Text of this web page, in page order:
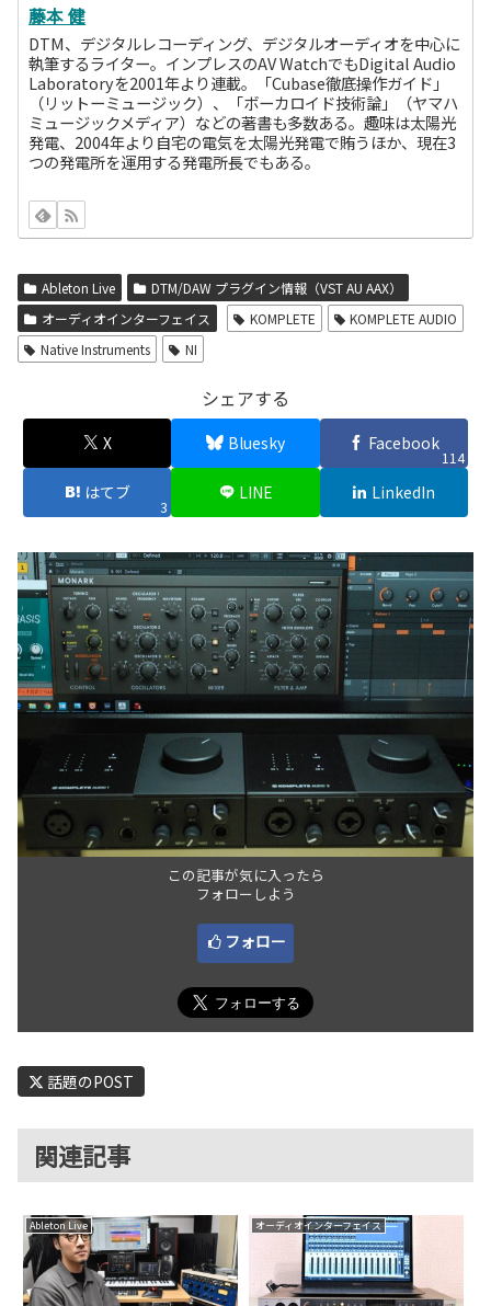
藤本 健
DTM、デジタルレコーディング、デジタルオーディオを中心に
執筆するライター。インプレスのAV WatchでもDigital Audio
Laboratoryを2001年より連載。「Cubase徹底操作ガイド」
（リットーミュージック）、「ボーカロイド技術論」（ヤマハ
ミュージックメディア）などの著書も多数ある。趣味は太陽光
発電、2004年より自宅の電気を太陽光発電で賄うほか、現在3
つの発電所を運用する発電所長でもある。
Ableton Live
DTM/DAW プラグイン情報（VST AU AAX）
オーディオインターフェイス
KOMPLETE
KOMPLETE AUDIO
Native Instruments
NI
シェアする
X Bluesky Facebook
114
はてブ
3
LINE LinkedIn
この記事が気に入ったら
フォローしよう
フォロー
話題のPOST
関連記事
Ableton Live オーディオインターフェイス